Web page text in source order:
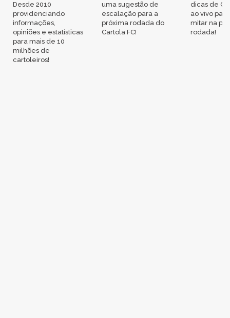
Desde 2010
providenciando
informações,
opiniões e estatísticas
para mais de 10
milhões de
cartoleiros!
uma sugestão de
escalação para a
próxima rodada do
Cartola FC!
dicas de
ao vivo
mitar na
rodada!